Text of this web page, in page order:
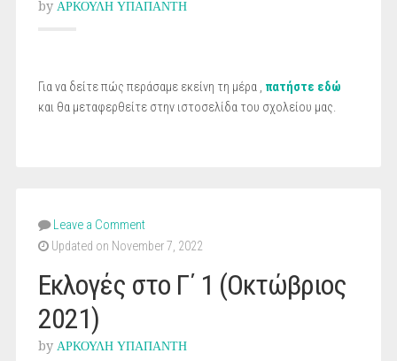
by ΑΡΚΟΥΛΗ ΥΠΑΠΑΝΤΗ
Για να δείτε πώς περάσαμε εκείνη τη μέρα , πατήστε εδώ
και θα μεταφερθείτε στην ιστοσελίδα του σχολείου μας.
Leave a Comment
Updated on November 7, 2022
Εκλογές στο Γ΄ 1 (Οκτώβριος
2021)
by ΑΡΚΟΥΛΗ ΥΠΑΠΑΝΤΗ